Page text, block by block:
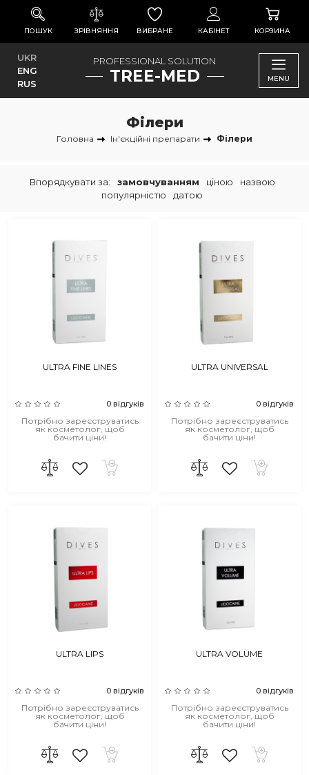
ПОШУК ЗРІВНЯННЯ ВИБРАНЕ КАБІНЕТ КОРЗИНА
PROFESSIONAL SOLUTION
TREE-MED
UKR
ENG
RUS
MENU
Філери
Головна Ін'єкційні препарати Філери
Впорядкувати за: замовчуванням ціною
назвою
популярністю
датою
ULTRA FINE LINES
0 відгуків
Потрібно зареєструватись
як косметолог, щоб
бачити ціни!
ULTRA UNIVERSAL
0 відгуків
Потрібно зареєструватись
як косметолог, щоб
бачити ціни!
ULTRA LIPS
0 відгуків
Потрібно зареєструватись
як косметолог, щоб
бачити ціни!
ULTRA VOLUME
0 відгуків
Потрібно зареєструватись
як косметолог, щоб
бачити ціни!